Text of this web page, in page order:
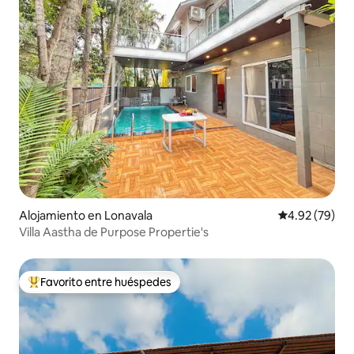
Alojamiento en Lonavala Calificación
4.92 (79)
Villa Aastha de Purpose Propertie's
Favorito entre huéspedes preferido
Favorito entre huéspedes